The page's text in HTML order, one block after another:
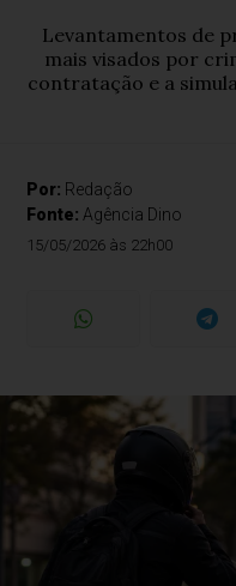
Levantamentos de
mais visados por
contratação e a
Por: Redação
Fonte: Agência Dino
15/05/2026 às 22h00